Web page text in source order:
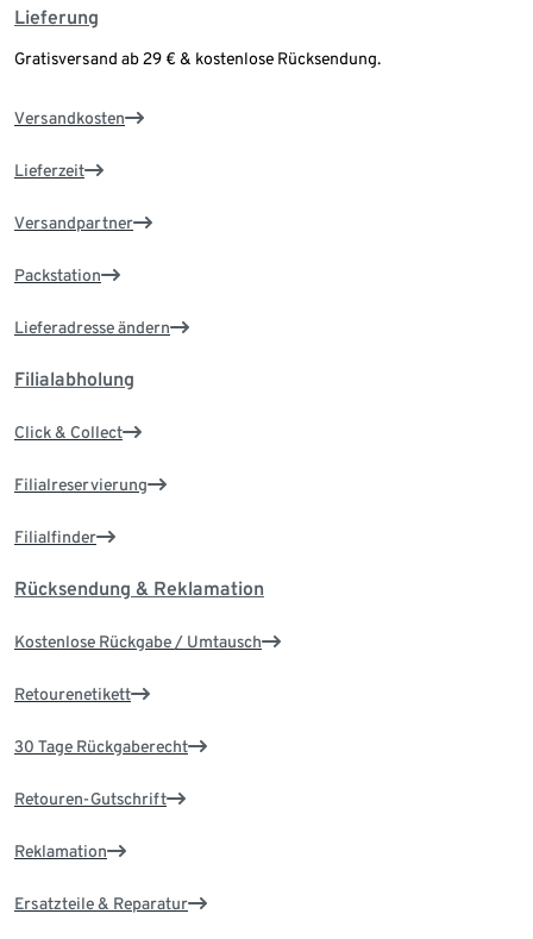
Lieferung
Gratisversand ab 29 € & kostenlose Rücksendung.
Versandkosten
Lieferzeit
Versandpartner
Packstation
Lieferadresse ändern
Filialabholung
Click & Collect
Filialreservierung
Filialfinder
Rücksendung & Reklamation
Kostenlose Rückgabe / Umtausch
Retourenetikett
30 Tage Rückgaberecht
Retouren-Gutschrift
Reklamation
Ersatzteile & Reparatur